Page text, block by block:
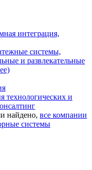
интеграция,
системы,
и развлекательные
технологических и
найдено, все компании
системы